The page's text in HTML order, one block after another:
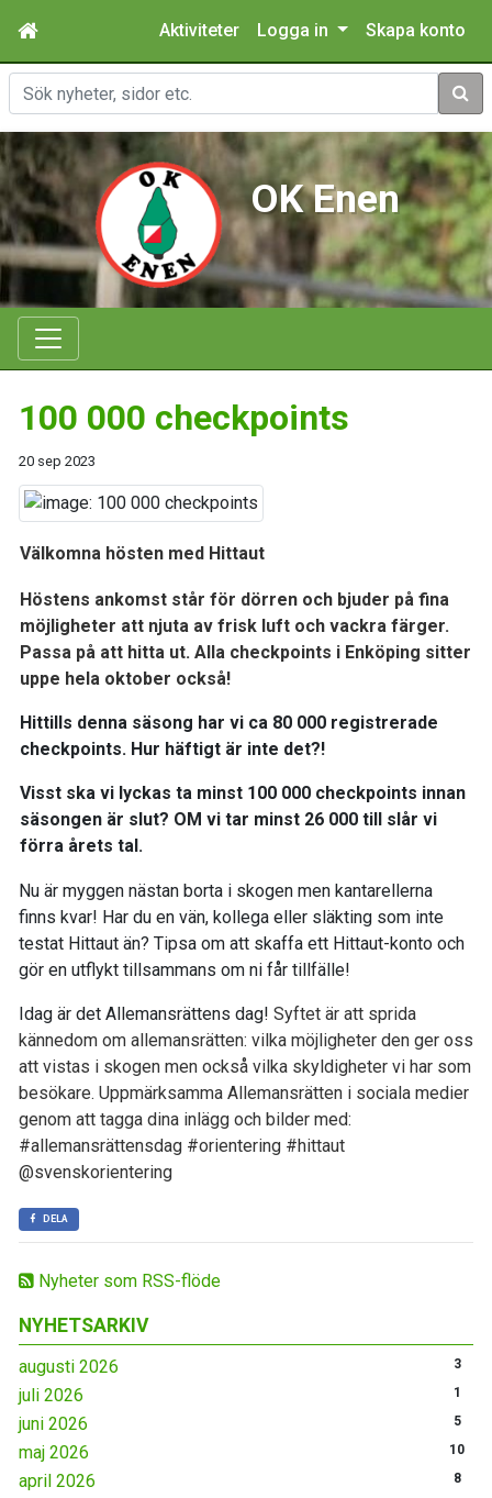
Aktiviteter Logga in Skapa konto
Sök
OK Enen
Nyheter som RSS-flöde
NYHETSARKIV
augusti 2026 3
juli 2026 1
juni 2026 5
maj 2026 10
april 2026 8
100 000 checkpoints
20 sep 2023
Välkomna hösten med Hittaut
Höstens ankomst står för dörren och bjuder på fina
möjligheter att njuta av frisk luft och vackra färger.
Passa på att hitta ut. Alla checkpoints i Enköping sitter
uppe hela oktober också!
Hittills denna säsong har vi ca 80 000 registrerade
checkpoints. Hur häftigt är inte det?!
Visst ska vi lyckas ta minst 100 000 checkpoints innan
säsongen är slut? OM vi tar minst 26 000 till slår vi
förra årets tal.
Nu är myggen nästan borta i skogen men kantarellerna
finns kvar! Har du en vän, kollega eller släkting som inte
testat Hittaut än? Tipsa om att skaffa ett Hittaut-konto och
gör en utflykt tillsammans om ni får tillfälle!
Idag är det Allemansrättens dag! Syftet är att sprida
kännedom om allemansrätten: vilka möjligheter den ger oss
att vistas i skogen men också vilka skyldigheter vi har som
besökare. Uppmärksamma Allemansrätten i sociala medier
genom att tagga dina inlägg och bilder med:
#allemansrättensdag #orientering #hittaut
@svenskorientering
DELA